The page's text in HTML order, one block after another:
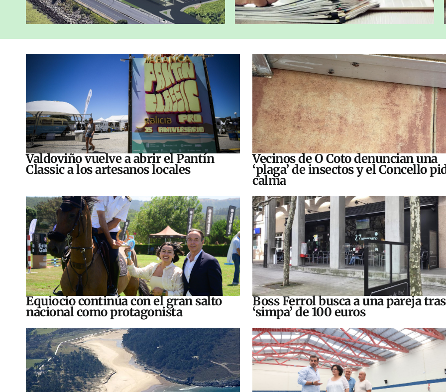
Valdoviño vuelve a abrir el Pantín
Classic a los artesanos locales
Vecinos de O Coto denuncian una
‘plaga’ de insectos y el Concello
calma
Equiocio continúa con el gran salto
nacional como protagonista
Boss Ferrol busca a una pareja
‘simpa’ de 100 euros